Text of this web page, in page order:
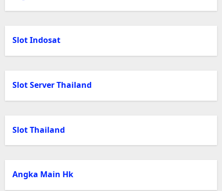
Slot Indosat
Slot Server Thailand
Slot Thailand
Angka Main Hk